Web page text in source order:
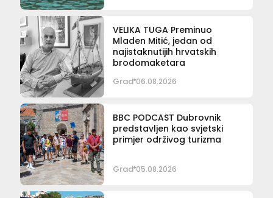
VELIKA TUGA Preminuo
Mladen Mitić, jedan od
najistaknutijih hrvatskih
brodomaketara
Grad 06.08.2026
BBC PODCAST Dubrovnik
predstavljen kao svjetski
primjer održivog turizma
Grad 05.08.2026